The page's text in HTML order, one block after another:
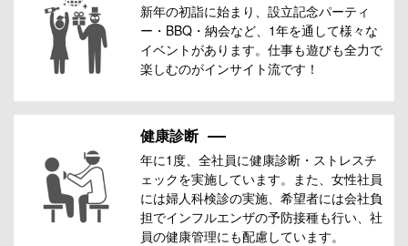
新年の初詣に始まり、設立記念パーティ
ー・BBQ・納会など、1年を通して様々な
イベントがあります。仕事も遊びも全力で
楽しむのがインサイト流です！
健康診断
年に1度、全社員に健康診断・ストレスチ
ェックを実施しています。また、女性社員
には婦人科検診の実施、希望者には会社負
担でインフルエンザの予防接種も行い、社
員の健康管理にも配慮しています。